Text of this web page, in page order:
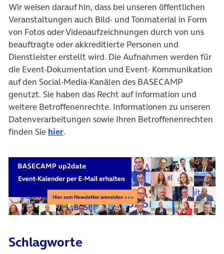
Wir weisen darauf hin, dass bei unseren öffentlichen
Veranstaltungen auch Bild- und Tonmaterial in Form
von Fotos oder Videoaufzeichnungen durch von uns
beauftragte oder akkreditierte Personen und
Dienstleister erstellt wird. Die Aufnahmen werden für
die Event-Dokumentation und Event- Kommunikation
auf den Social-Media-Kanälen des BASECAMP
genutzt. Sie haben das Recht auf Information und
weitere Betroffenenrechte. Informationen zu unseren
Datenverarbeitungen sowie Ihren Betroffenenrechten
finden Sie hier.
Schlagworte